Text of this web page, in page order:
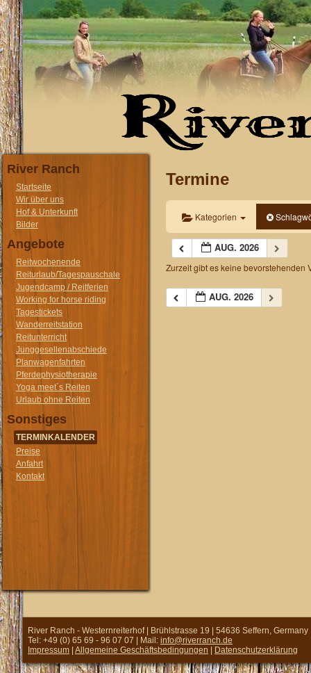
River Ranch
Startseite
Wir über uns
Hof & Unterkunft
Bilder
Angebote
Reitwochenende
Reiturlaub/Tagespauschale
Jugendcamp / Reitferien
Working for horse riding
Tagestickets
Wanderreitstation
Reitunterricht
Junggesellenabschiede
Planwagenfahrten
Pferdephysiotherapie
Yoga meet´s Reiten
Urlaub ohne Reiten
Sonstiges
TERMINKALENDER
Preise
Anfahrt
Kontakt
Termine
Kategorien
AUG. 2026
Zurzeit gibt es keine bevorstehenden
AUG. 2026
River Ranch - Westernreiterhof | Brühlstrasse 19 | 54636 Seffern, Germany
Tel: +49 (0) 65 69 - 96 07 07 | Mail: info@riverranch.de
Impressum Allgemeine Geschäftsbedingungen Datenschutzerklärung